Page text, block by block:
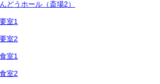
うホール（斎場2）
室1
室2
室1
室2